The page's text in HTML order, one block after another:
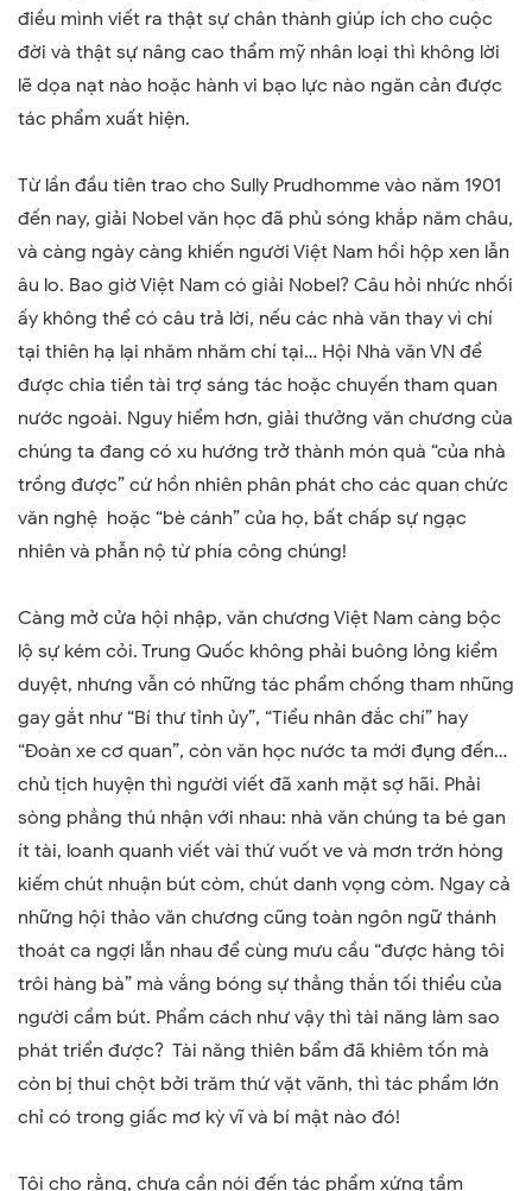
điều mình viết ra thật sự chân thành giúp ích cho cuộc
đời và thật sự nâng cao thẩm mỹ nhân loại thì không lời
lẽ dọa nạt nào hoặc hành vi bạo lực nào ngăn cản được
tác phẩm xuất hiện.
Từ lần đầu tiên trao cho Sully Prudhomme vào năm 1901
đến nay, giải Nobel văn học đã phủ sóng khắp năm châu,
và càng ngày càng khiến người Việt Nam hồi hộp xen lẫn
âu lo. Bao giờ Việt Nam có giải Nobel? Câu hỏi nhức nhối
ấy không thể có câu trả lời, nếu các nhà văn thay vì chí
tại thiên hạ lại nhăm nhăm chí tại… Hội Nhà văn VN để
được chia tiền tài trợ sáng tác hoặc chuyến tham quan
nước ngoài. Nguy hiểm hơn, giải thưởng văn chương của
chúng ta đang có xu hướng trở thành món quà “của nhà
trồng được” cứ hồn nhiên phân phát cho các quan chức
văn nghệ hoặc “bè cánh” của họ, bất chấp sự ngạc
nhiên và phẫn nộ từ phía công chúng!
Càng mở cửa hội nhập, văn chương Việt Nam càng bộc
lộ sự kém cỏi. Trung Quốc không phải buông lỏng kiểm
duyệt, nhưng vẫn có những tác phẩm chống tham nhũng
gay gắt như “Bí thư tỉnh ủy”, “Tiểu nhân đắc chí” hay
“Đoàn xe cơ quan”, còn văn học nước ta mới đụng đến…
chủ tịch huyện thì người viết đã xanh mặt sợ hãi. Phải
sòng phẳng thú nhận với nhau: nhà văn chúng ta bé gan
ít tài, loanh quanh viết vài thứ vuốt ve và mơn trớn hòng
kiếm chút nhuận bút còm, chút danh vọng còm. Ngay cả
những hội thảo văn chương cũng toàn ngôn ngữ thánh
thoát ca ngợi lẫn nhau để cùng mưu cầu “được hàng tôi
trôi hàng bà” mà vắng bóng sự thẳng thắn tối thiểu của
người cầm bút. Phẩm cách như vậy thì tài năng làm sao
phát triển được? Tài năng thiên bẩm đã khiêm tốn mà
còn bị thui chột bởi trăm thứ vặt vãnh, thì tác phẩm lớn
chỉ có trong giấc mơ kỳ vĩ và bí mật nào đó!
Tôi cho rằng, chưa cần nói đến tác phẩm xứng tầm